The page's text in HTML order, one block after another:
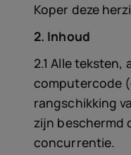
Koper deze
2. Inhoud
2.1 Alle
computercode
rangschikking
zijn beschermd
concurrentie.